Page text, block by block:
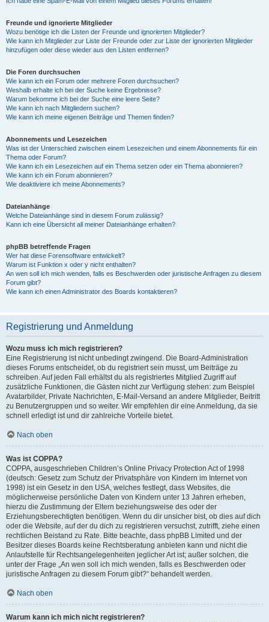
Freunde und ignorierte Mitglieder
Wozu benötige ich die Listen der Freunde und ignorierten Mitglieder?
Wie kann ich Mitglieder zur Liste der Freunde oder zur Liste der ignorierten Mitglieder
hinzufügen oder diese wieder aus den Listen entfernen?
Die Foren durchsuchen
Wie kann ich ein Forum oder mehrere Foren durchsuchen?
Weshalb erhalte ich bei der Suche keine Ergebnisse?
Warum bekomme ich bei der Suche eine leere Seite?
Wie kann ich nach Mitgliedern suchen?
Wie kann ich meine eigenen Beiträge und Themen finden?
Abonnements und Lesezeichen
Was ist der Unterschied zwischen einem Lesezeichen und einem Abonnements für ein
Thema oder Forum?
Wie kann ich ein Lesezeichen auf ein Thema setzen oder ein Thema abonnieren?
Wie kann ich ein Forum abonnieren?
Wie deaktiviere ich meine Abonnements?
Dateianhänge
Welche Dateianhänge sind in diesem Forum zulässig?
Kann ich eine Übersicht all meiner Dateianhänge erhalten?
phpBB betreffende Fragen
Wer hat diese Forensoftware entwickelt?
Warum ist Funktion x oder y nicht enthalten?
An wen soll ich mich wenden, falls es Beschwerden oder juristische Anfragen zu diesem
Forum gibt?
Wie kann ich einen Administrator des Boards kontaktieren?
Registrierung und Anmeldung
Wozu muss ich mich registrieren?
Eine Registrierung ist nicht unbedingt zwingend. Die Board-Administration
dieses Forums entscheidet, ob du registriert sein musst, um Beiträge zu
schreiben. Auf jeden Fall erhältst du als registriertes Mitglied Zugriff auf
zusätzliche Funktionen, die Gästen nicht zur Verfügung stehen: zum Beispiel
Avatarbilder, Private Nachrichten, E-Mail-Versand an andere Mitglieder, Beitritt
zu Benutzergruppen und so weiter. Wir empfehlen dir eine Anmeldung, da sie
schnell erledigt ist und dir zahlreiche Vorteile bietet.
Nach oben
Was ist COPPA?
COPPA, ausgeschrieben Children’s Online Privacy Protection Act of 1998
(deutsch: Gesetz zum Schutz der Privatsphäre von Kindern im Internet von
1998) ist ein Gesetz in den USA, welches festlegt, dass Websites, die
möglicherweise persönliche Daten von Kindern unter 13 Jahren erheben,
hierzu die Zustimmung der Eltern beziehungsweise des oder der
Erziehungsberechtigten benötigen. Wenn du dir unsicher bist, ob dies auf dich
oder die Website, auf der du dich zu registrieren versuchst, zutrifft, ziehe einen
rechtlichen Beistand zu Rate. Bitte beachte, dass phpBB Limited und der
Besitzer dieses Boards keine Rechtsberatung anbieten kann und nicht die
Anlaufstelle für Rechtsangelegenheiten jeglicher Art ist; außer solchen, die
unter der Frage „An wen soll ich mich wenden, falls es Beschwerden oder
juristische Anfragen zu diesem Forum gibt?“ behandelt werden.
Nach oben
Warum kann ich mich nicht registrieren?